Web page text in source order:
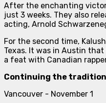
After the enchanting
just 3 weeks. They also
acting, Arnold
For the second time,
Texas. It was in Austin
a feat with Canadian
Continuing the
Vancouver - November 1